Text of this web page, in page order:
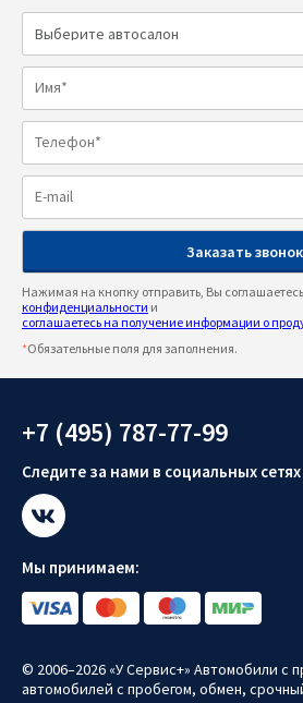
Нажимая на кнопку отправить, Вы
конфиденциальности и
соглашаетесь на получение информации о
*Обязательные поля для заполнения.
+7 (495) 787-77-99
Следите за нами в социальных сетях
Мы принимаем:
© 2006–2026 «У Сервис+» Автомобили с
автомобилей с пробегом, обмен,